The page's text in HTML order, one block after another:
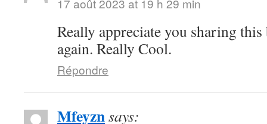
17 août 2023 at 19 h 29 min
Really appreciate you sharing
again. Really Cool.
Répondre
Mfeyznsays: